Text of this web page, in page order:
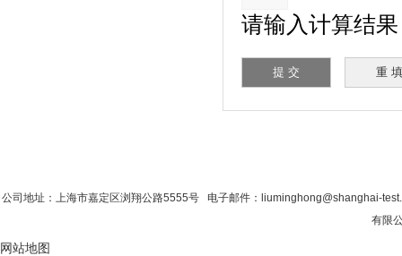
请输入计算结果（
公司地址：上海市嘉定区浏翔公路5555号 电子邮件：liuminghong@shanghai-
有限
网站地图